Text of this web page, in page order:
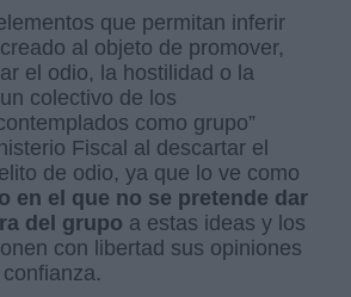
que permitan inferir
al objeto de promover,
el odio, la hostilidad o la
colectivo de los
como grupo”
Fiscal al descartar el
de odio, ya que lo ve como
en el que no se pretende dar
del grupo a estas ideas y los
con libertad sus opiniones